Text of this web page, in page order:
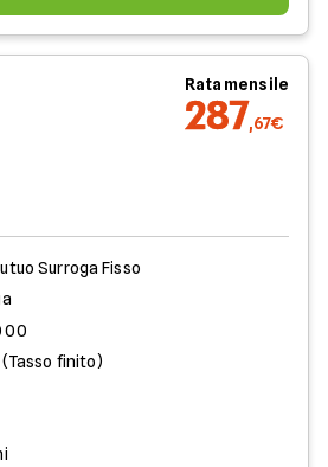
Rata mensile
287,67€
Surroga Fisso
(Tasso finito)